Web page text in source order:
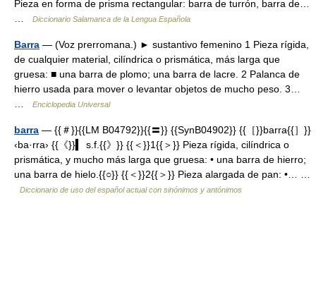
Pieza en forma de prisma rectangular: barra de turrón, barra de…
Diccionario Salamanca de la Lengua Española
Barra — (Voz prerromana.) ► sustantivo femenino 1 Pieza rígida,
de cualquier material, cilíndrica o prismática, más larga que
gruesa: ■ una barra de plomo; una barra de lacre. 2 Palanca de
hierro usada para mover o levantar objetos de mucho peso. 3…
Enciclopedia Universal
barra — {{＃}}{{LM B04792}}{{〓}} {{SynB04902}} {{［}}barra{{］}}
‹ba·rra› {{《}}▍ s.f.{{》}} {{＜}}1{{＞}} Pieza rígida, cilíndrica o
prismática, y mucho más larga que gruesa: • una barra de hierro;
una barra de hielo.{{○}} {{＜}}2{{＞}} Pieza alargada de pan: •… …
Diccionario de uso del español actual con sinónimos y antónimos